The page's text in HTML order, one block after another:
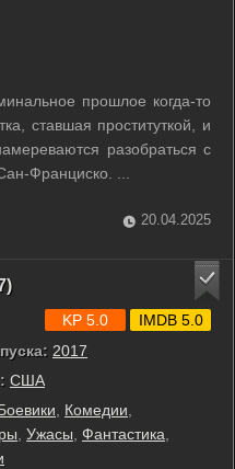
прошлое когда-то
ставшая проституткой, и
разобраться с
Франциско. ...
20.04.2025
2017
США
Комедии
Ужасы Фантастика
KP 5.0 IMDB 5.0